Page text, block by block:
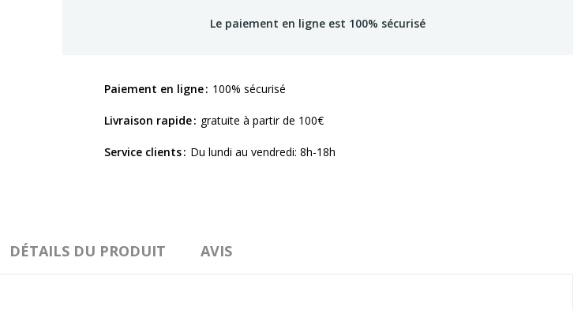
Le paiement en ligne est 100% sécurisé
Paiement en ligne 100% sécurisé
Livraison rapide gratuite à partir de 100€
Service clients Du lundi au vendredi: 8h-18h
DÉTAILS DU PRODUIT AVIS